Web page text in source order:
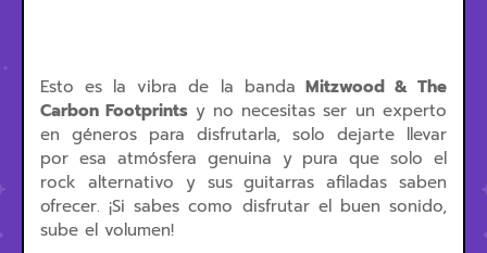
Esto es la vibra de la banda Mitzwood & The
Carbon Footprints y no necesitas ser un experto
en géneros para disfrutarla, solo dejarte llevar
por esa atmósfera genuina y pura que solo el
rock alternativo y sus guitarras afiladas saben
ofrecer. ¡Si sabes como disfrutar el buen sonido,
sube el volumen!